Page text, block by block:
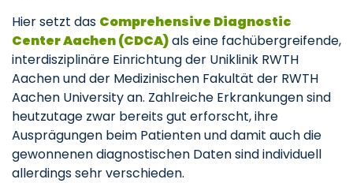
Hier setzt das Comprehensive Diagnostic
Center Aachen (CDCA)als eine fachübergreifende,
interdisziplinäre Einrichtung der Uniklinik RWTH
Aachen und der Medizinischen Fakultät der RWTH
Aachen University an. Zahlreiche Erkrankungen sind
heutzutage zwar bereits gut erforscht, ihre
Ausprägungen beim Patienten und damit auch die
gewonnenen diagnostischen Daten sind individuell
allerdings sehr verschieden.